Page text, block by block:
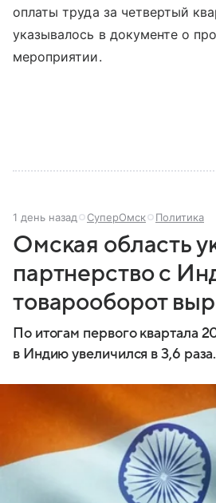
оплаты труда за четвертый
указывалось в документе о
мероприятии.
1 день назад СуперОмск Политика
Омская область
партнерство с
товарооборот
По итогам первого квартала
в Индию увеличился в 3,6 раза.